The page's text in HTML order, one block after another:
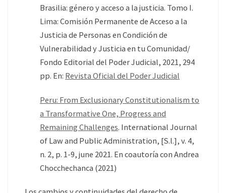
Brasilia: género y acceso a la justicia. Tomo I.
Lima: Comisión Permanente de Acceso a la
Justicia de Personas en Condición de
Vulnerabilidad y Justicia en tu Comunidad/
Fondo Editorial del Poder Judicial, 2021, 294
pp. En: Revista Oficial del Poder Judicial
Peru: From Exclusionary Constitutionalism to
a Transformative One, Progress and
Remaining Challenges. International Journal
of Law and Public Administration, [S.l.], v. 4,
n. 2, p. 1-9, june 2021. En coautoría con Andrea
Chocchechanca (2021)